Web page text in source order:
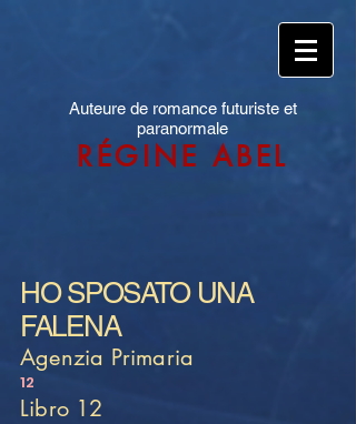
Auteure de romance futuriste et
paranormale
RÉGINE ABEL
HO SPOSATO UNA
FALENA
Agenzia Primaria
12
Libro 12